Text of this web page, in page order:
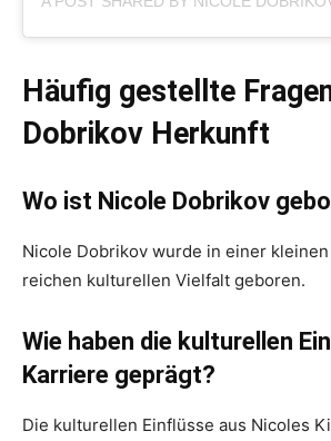
Häufig gestellte
Dobrikov Herkunft
Wo ist Nicole Dobrikov
Nicole Dobrikov wurde in einer
reichen kulturellen Vielfalt geboren.
Wie haben die kulturellen
Karriere geprägt?
Die kulturellen Einflüsse aus Nicoles